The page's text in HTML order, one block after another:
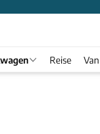
Reise Van